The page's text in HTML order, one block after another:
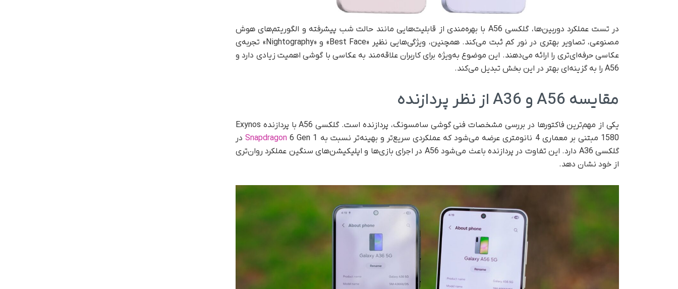
در تست عملکرد دوربین‌ها، گلکسی A56 با بهره‌مندی از قابلیت‌هایی مانند حالت شب پیشرفته و الگوریتم‌های هوش
مصنوعی، تصاویر بهتری در نور کم ثبت می‌کند. همچنین، ویژگی‌هایی نظیر «Best Face» و «Nightography» تجربه‌ی
عکاسی حرفه‌ای‌تری را ارائه می‌دهند. این موضوع به‌ویژه برای کاربران علاقه‌مند به عکاسی با گوشی اهمیت زیادی دارد و
A56 را به گزینه‌ای بهتر در این بخش تبدیل می‌کند.
مقایسه A56 و A36 از نظر پردازنده
یکی از مهم‌ترین فاکتورها در بررسی مشخصات فنی گوشی سامسونگ، پردازنده است. گلکسی A56 با پردازنده Exynos
1580 مبتنی بر معماری 4 نانومتری عرضه می‌شود که عملکردی سریع‌تر و بهینه‌تر نسبت به
Snapdragon6 Gen 1 در
گلکسی A36 دارد. این تفاوت در پردازنده باعث می‌شود A56 در اجرای بازی‌ها و اپلیکیشن‌های سنگین عملکرد روان‌تری
از خود نشان دهد.